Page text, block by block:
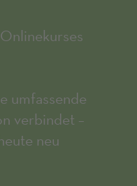
umfassende
verbindet –
neu